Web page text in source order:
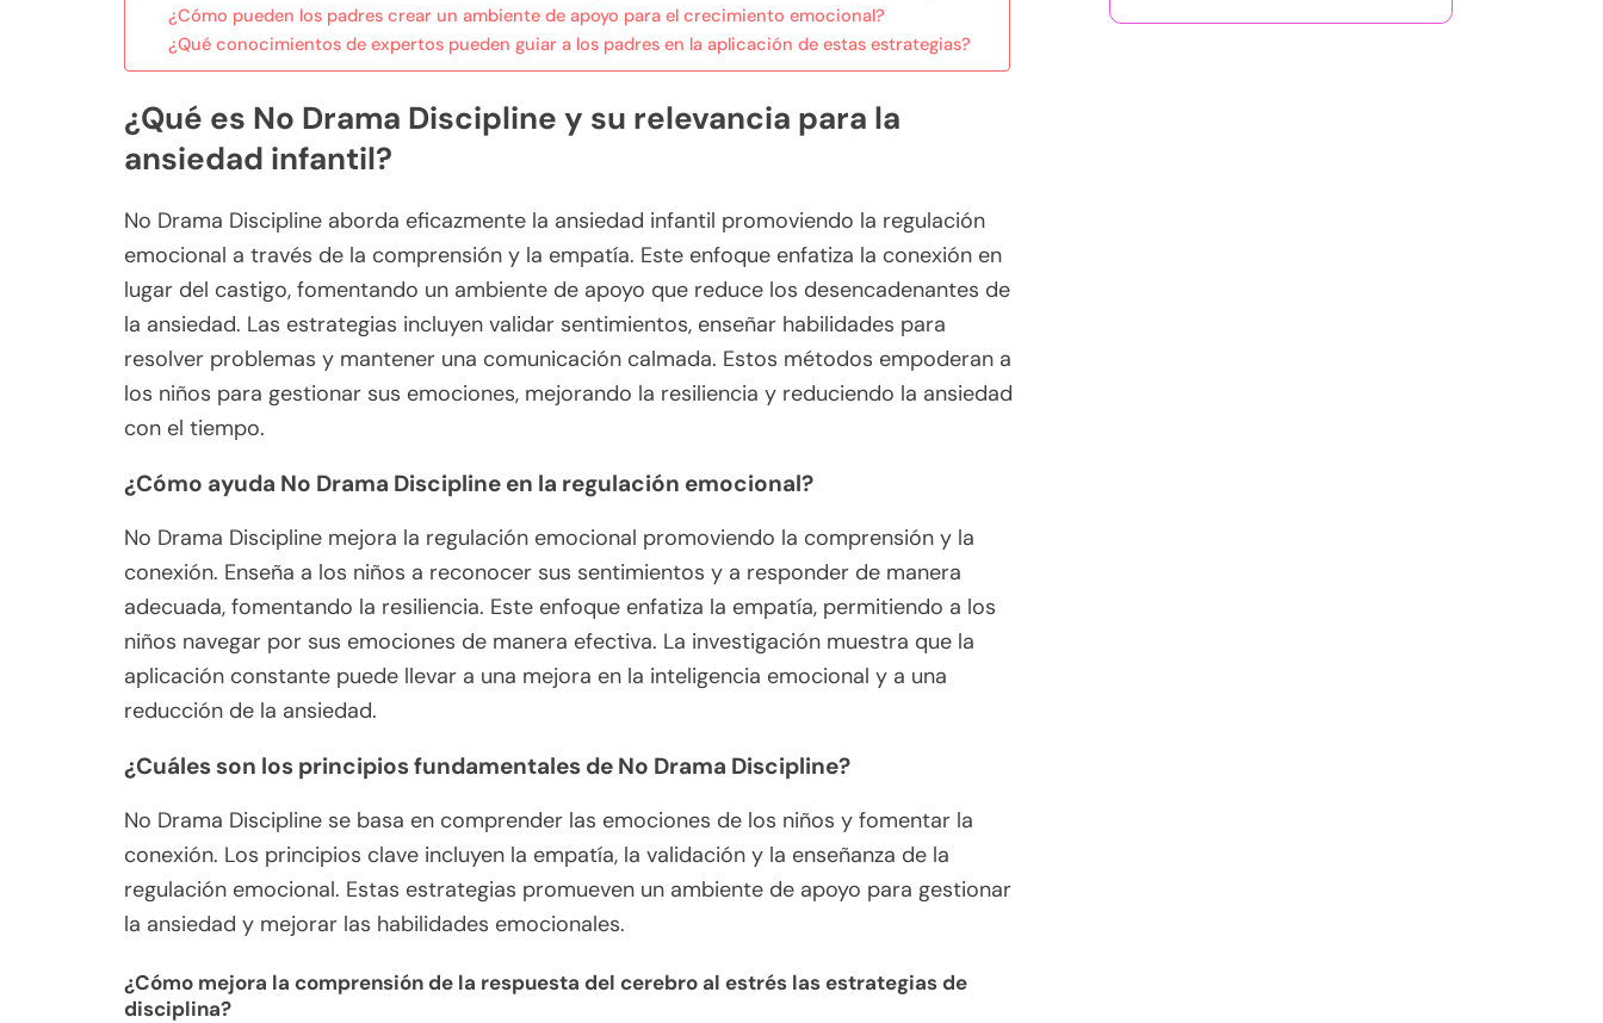
¿Cómo pueden los padres crear un ambiente de apoyo para el crecimiento emocional?
¿Qué conocimientos de expertos pueden guiar a los padres en la aplicación de estas estrategias?
¿Qué es No Drama Discipline y su relevancia para la
ansiedad infantil?
No Drama Discipline aborda eficazmente la ansiedad infantil promoviendo la regulación
emocional a través de la comprensión y la empatía. Este enfoque enfatiza la conexión en
lugar del castigo, fomentando un ambiente de apoyo que reduce los desencadenantes de
la ansiedad. Las estrategias incluyen validar sentimientos, enseñar habilidades para
resolver problemas y mantener una comunicación calmada. Estos métodos empoderan a
los niños para gestionar sus emociones, mejorando la resiliencia y reduciendo la ansiedad
con el tiempo.
¿Cómo ayuda No Drama Discipline en la regulación emocional?
No Drama Discipline mejora la regulación emocional promoviendo la comprensión y la
conexión. Enseña a los niños a reconocer sus sentimientos y a responder de manera
adecuada, fomentando la resiliencia. Este enfoque enfatiza la empatía, permitiendo a los
niños navegar por sus emociones de manera efectiva. La investigación muestra que la
aplicación constante puede llevar a una mejora en la inteligencia emocional y a una
reducción de la ansiedad.
¿Cuáles son los principios fundamentales de No Drama Discipline?
No Drama Discipline se basa en comprender las emociones de los niños y fomentar la
conexión. Los principios clave incluyen la empatía, la validación y la enseñanza de la
regulación emocional. Estas estrategias promueven un ambiente de apoyo para gestionar
la ansiedad y mejorar las habilidades emocionales.
¿Cómo mejora la comprensión de la respuesta del cerebro al estrés las estrategias de
disciplina?